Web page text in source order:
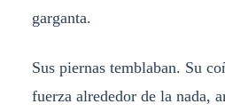
garganta.
Sus piernas temblaban. Su
fuerza alrededor de la nada,